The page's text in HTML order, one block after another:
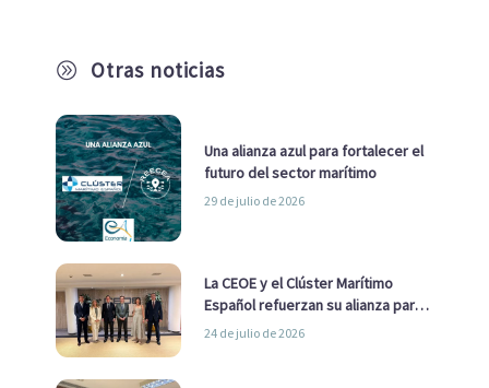
A Otras noticias
Una alianza azul para fortalecer el
futuro del sector marítimo
29 de julio de 2026
La CEOE y el Clúster Marítimo
Español refuerzan su alianza para
impulsar una estrategia Nacional
24 de julio de 2026